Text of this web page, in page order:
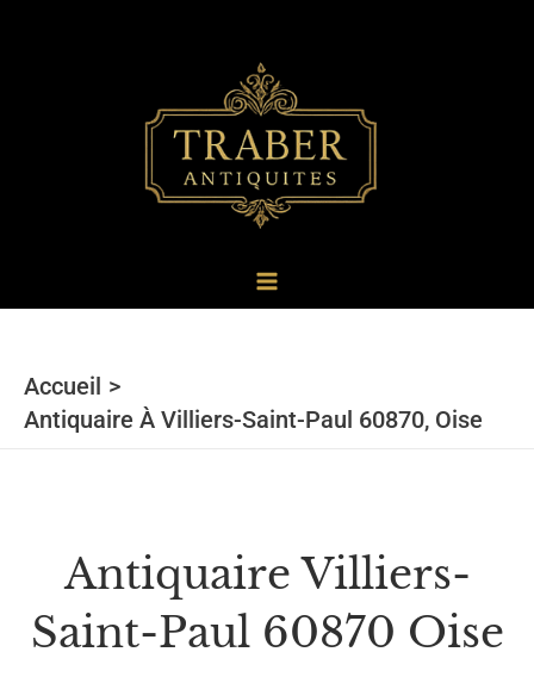
Accueil
Antiquaire À Villiers-Saint-Paul 60870, Oise
Antiquaire Villiers-
Saint-Paul 60870 Oise